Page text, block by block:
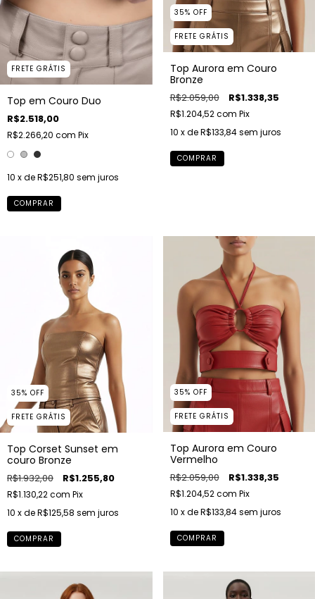
FRETE GRÁTIS
Top em Couro Duo
R$2.518,00
R$2.266,20 com Pix
10 x deR$251,80 sem juros
COMPRAR
35% OFF
FRETE GRÁTIS
Top Aurora em Couro
Bronze
R$2.059,00 R$1.338,35
R$1.204,52com Pix
10 x deR$133,84 sem juros
COMPRAR
35% OFF
FRETE GRÁTIS
Top Corset Sunset em
couro Bronze
R$1.932,00 R$1.255,80
R$1.130,22com Pix
10 x deR$125,58 sem juros
COMPRAR
35% OFF
FRETE GRÁTIS
Top Aurora em Couro
Vermelho
R$2.059,00 R$1.338,35
R$1.204,52com Pix
10 x deR$133,84 sem juros
COMPRAR